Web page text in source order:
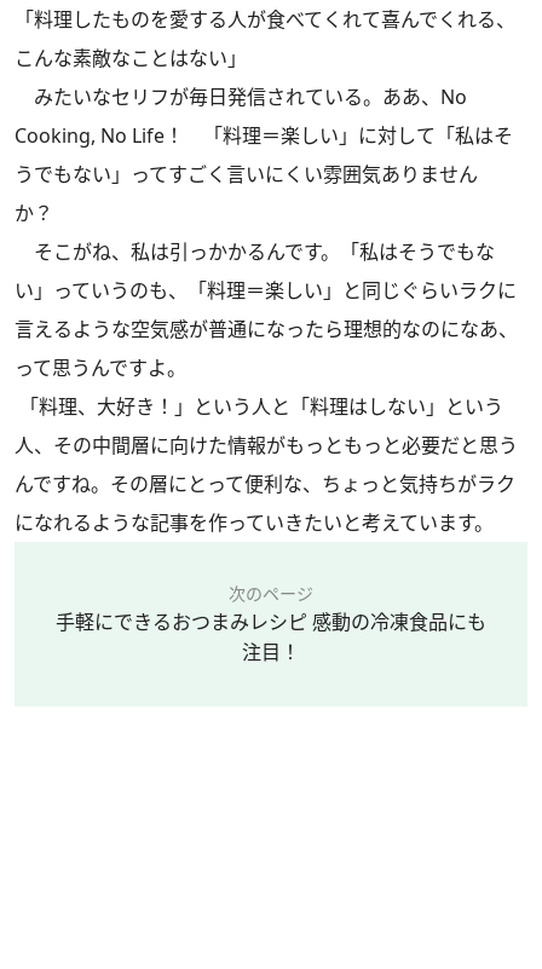
「料理したものを愛する人が食べてくれて喜んでくれる、
こんな素敵なことはない」
みたいなセリフが毎日発信されている。ああ、No
Cooking, No Life！ 「料理＝楽しい」に対して「私はそ
うでもない」ってすごく言いにくい雰囲気ありません
か？
そこがね、私は引っかかるんです。「私はそうでもな
い」っていうのも、「料理＝楽しい」と同じぐらいラクに
言えるような空気感が普通になったら理想的なのになあ、
って思うんですよ。
「料理、大好き！」という人と「料理はしない」という
人、その中間層に向けた情報がもっともっと必要だと思う
んですね。その層にとって便利な、ちょっと気持ちがラク
になれるような記事を作っていきたいと考えています。
次のページ
手軽にできるおつまみレシピ 感動の冷凍食品にも
注目！